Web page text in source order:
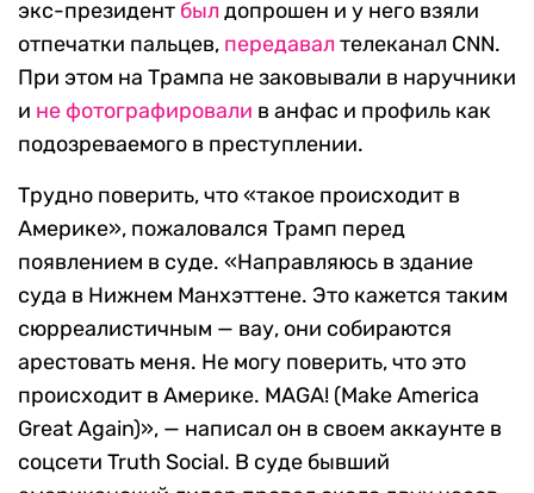
экс-президент был допрошен и у него взяли
отпечатки пальцев, передавал телеканал CNN.
При этом на Трампа не заковывали в наручники
и не фотографировали в анфас и профиль как
подозреваемого в преступлении.
Трудно поверить, что «такое происходит в
Америке», пожаловался Трамп перед
появлением в суде. «Направляюсь в здание
суда в Нижнем Манхэттене. Это кажется таким
сюрреалистичным — вау, они собираются
арестовать меня. Не могу поверить, что это
происходит в Америке. MAGA! (Make America
Great Again)», — написал он в своем аккаунте в
соцсети Truth Social. В суде бывший